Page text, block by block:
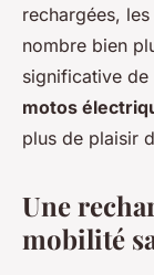
rechargées, les
nombre bien
significative de
motos
plus de plaisir
Une
mobilité